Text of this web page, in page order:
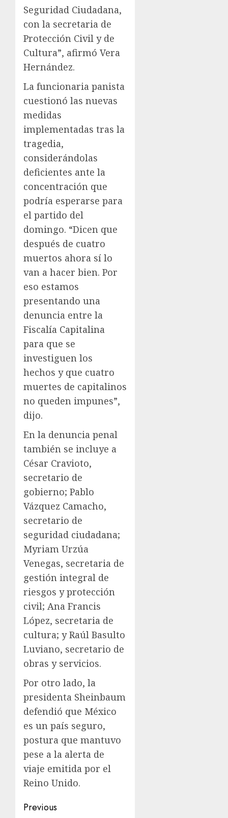
Seguridad Ciudadana,
con la secretaria de
Protección Civil y de
Cultura”, afirmó Vera
Hernández.
La funcionaria panista
cuestionó las nuevas
medidas
implementadas tras la
tragedia,
considerándolas
deficientes ante la
concentración que
podría esperarse para
el partido del
domingo. “Dicen que
después de cuatro
muertos ahora sí lo
van a hacer bien. Por
eso estamos
presentando una
denuncia entre la
Fiscalía Capitalina
para que se
investiguen los
hechos y que cuatro
muertes de capitalinos
no queden impunes”,
dijo.
En la denuncia penal
también se incluye a
César Cravioto,
secretario de
gobierno; Pablo
Vázquez Camacho,
secretario de
seguridad ciudadana;
Myriam Urzúa
Venegas, secretaria de
gestión integral de
riesgos y protección
civil; Ana Francis
López, secretaria de
cultura; y Raúl Basulto
Luviano, secretario de
obras y servicios.
Por otro lado, la
presidenta Sheinbaum
defendió que México
es un país seguro,
postura que mantuvo
pese a la alerta de
viaje emitida por el
Reino Unido.
Previous